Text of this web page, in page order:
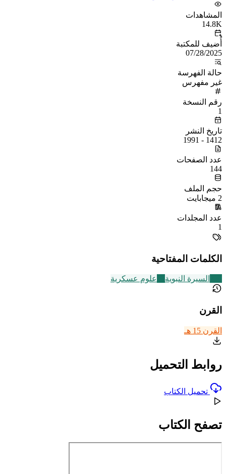
المشاهدات
14.8K
أُضيف للمكتبة
07/28/2025
حالة الفهرسة
غير مفهرس
رقم النسخة
1
تاريخ النشر
1412 - 1991
عدد الصفحات
144
حجم الملف
2 ميجابايت
عدد المجلدات
1
الكلمات المفتاحية
السيرة النبوية علوم عسكرية
القرن
القرن 15 هـ
روابط التحميل
تحميل الكتاب
تصفح الكتاب